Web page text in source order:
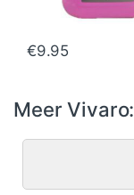
€9.95
Meer Vivaro: